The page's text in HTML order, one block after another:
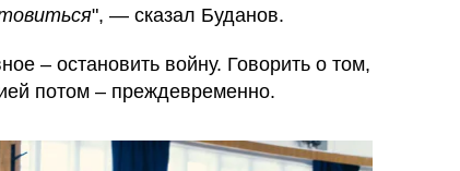
", — сказал Буданов.
– остановить войну. Говорить о том,
потом – преждевременно.